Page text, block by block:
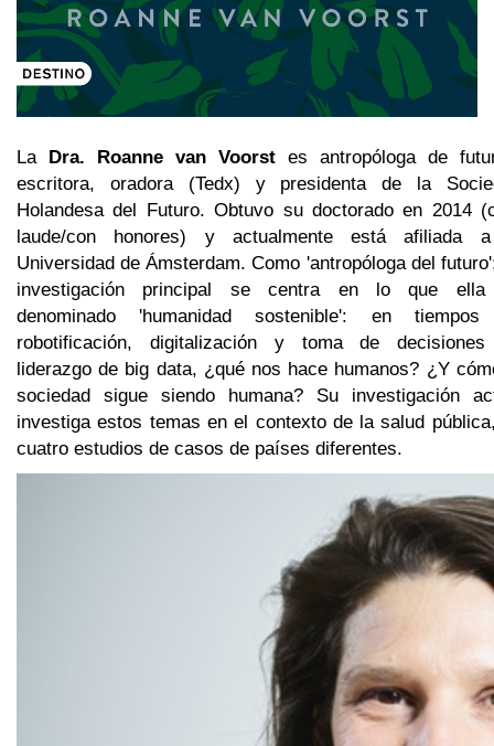
La Dra. Roanne van Voorst es antropóloga de
escritora, oradora (Tedx) y presidenta de la
Holandesa del Futuro. Obtuvo su doctorado en 2014
laude/con honores) y actualmente está afiliada
Universidad de Ámsterdam. Como 'antropóloga del
investigación principal se centra en lo que
denominado 'humanidad sostenible': en
robotificación, digitalización y toma de
liderazgo de big data, ¿qué nos hace humanos? ¿Y
sociedad sigue siendo humana? Su investigación
investiga estos temas en el contexto de la salud
cuatro estudios de casos de países diferentes.